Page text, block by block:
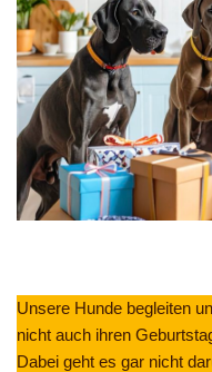
Unsere Hunde begleiten
nicht auch ihren
Dabei geht es gar nicht